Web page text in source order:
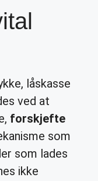
låskasse
ved at
forskjefte
som
som lades
ikke